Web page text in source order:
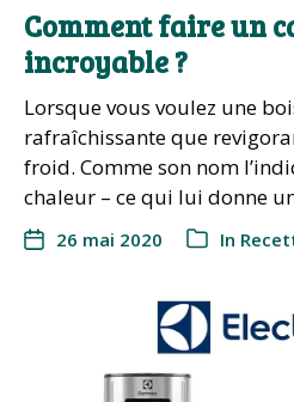
Comment faire un
incroyable ?
Lorsque vous voulez une
rafraîchissante que
froid. Comme son nom
chaleur – ce qui lui donne
26 mai 2020 In